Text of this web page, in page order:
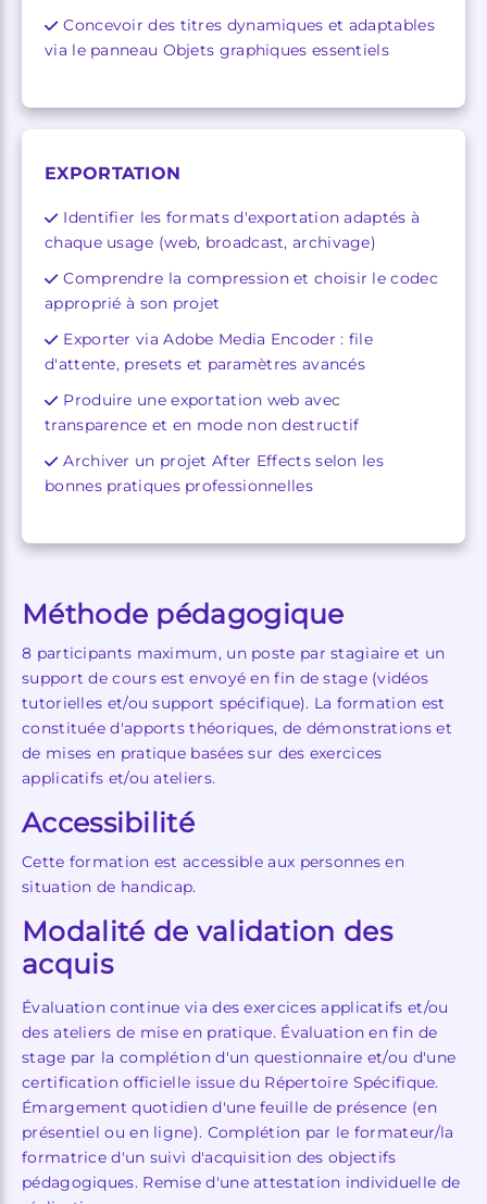
Concevoir des titres dynamiques et adaptables
via le panneau Objets graphiques essentiels
EXPORTATION
Identifier les formats d'exportation adaptés à
chaque usage (web, broadcast, archivage)
Comprendre la compression et choisir le codec
approprié à son projet
Exporter via Adobe Media Encoder : file
d'attente, presets et paramètres avancés
Produire une exportation web avec
transparence et en mode non destructif
Archiver un projet After Effects selon les
bonnes pratiques professionnelles
Méthode pédagogique
8 participants maximum, un poste par stagiaire et un
support de cours est envoyé en fin de stage (vidéos
tutorielles et/ou support spécifique). La formation est
constituée d'apports théoriques, de démonstrations et
de mises en pratique basées sur des exercices
applicatifs et/ou ateliers.
Accessibilité
Cette formation est accessible aux personnes en
situation de handicap.
Modalité de validation des
acquis
Évaluation continue via des exercices applicatifs et/ou
des ateliers de mise en pratique. Évaluation en fin de
stage par la complétion d'un questionnaire et/ou d'une
certification officielle issue du Répertoire Spécifique.
Émargement quotidien d'une feuille de présence (en
présentiel ou en ligne). Complétion par le formateur/la
formatrice d'un suivi d'acquisition des objectifs
pédagogiques. Remise d'une attestation individuelle de